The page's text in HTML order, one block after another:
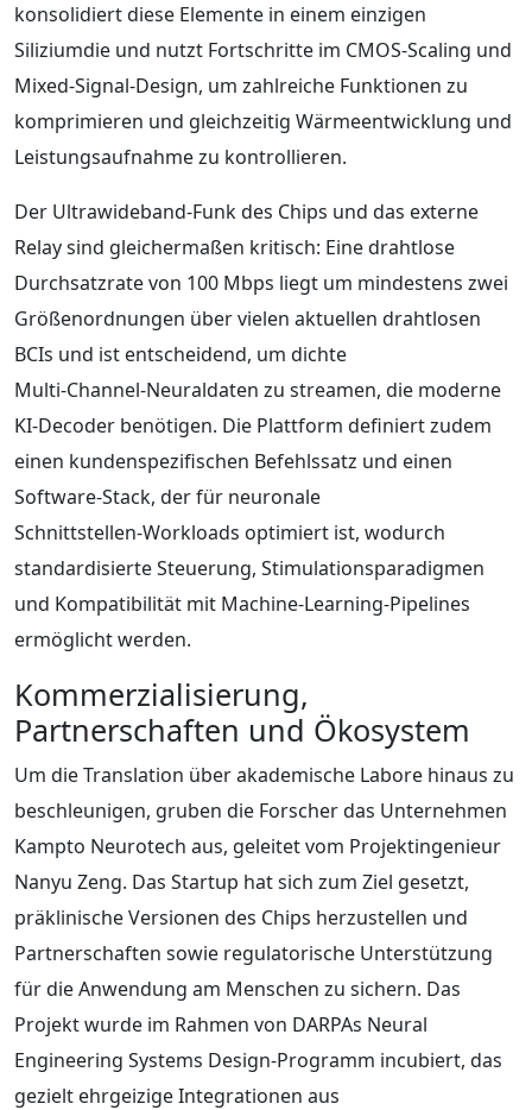
konsolidiert diese Elemente in einem einzigen
Siliziumdie und nutzt Fortschritte im CMOS‑Scaling und
Mixed‑Signal‑Design, um zahlreiche Funktionen zu
komprimieren und gleichzeitig Wärmeentwicklung und
Leistungsaufnahme zu kontrollieren.
Der Ultrawideband‑Funk des Chips und das externe
Relay sind gleichermaßen kritisch: Eine drahtlose
Durchsatzrate von 100 Mbps liegt um mindestens zwei
Größenordnungen über vielen aktuellen drahtlosen
BCIs und ist entscheidend, um dichte
Multi‑Channel‑Neuraldaten zu streamen, die moderne
KI‑Decoder benötigen. Die Plattform definiert zudem
einen kundenspezifischen Befehlssatz und einen
Software‑Stack, der für neuronale
Schnittstellen‑Workloads optimiert ist, wodurch
standardisierte Steuerung, Stimulationsparadigmen
und Kompatibilität mit Machine‑Learning‑Pipelines
ermöglicht werden.
Kommerzialisierung,
Partnerschaften und Ökosystem
Um die Translation über akademische Labore hinaus zu
beschleunigen, gruben die Forscher das Unternehmen
Kampto Neurotech aus, geleitet vom Projektingenieur
Nanyu Zeng. Das Startup hat sich zum Ziel gesetzt,
präklinische Versionen des Chips herzustellen und
Partnerschaften sowie regulatorische Unterstützung
für die Anwendung am Menschen zu sichern. Das
Projekt wurde im Rahmen von DARPAs Neural
Engineering Systems Design‑Programm incubiert, das
gezielt ehrgeizige Integrationen aus